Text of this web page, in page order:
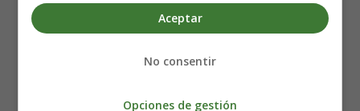
embarazada?
Afortunadamente, hay carnes cocinadas que podrás
Aceptar
No consentir
Opciones de gestión